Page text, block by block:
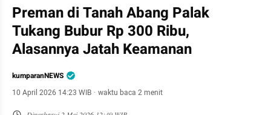
Preman di Tanah Abang Palak
Tukang Bubur Rp 300 Ribu,
Alasannya Jatah Keamanan
kumparanNEWS
10 April 2026 14:23 WIB · waktu baca 2 menit